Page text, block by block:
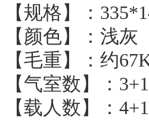
【规格】：
【颜色】：浅
【毛重】：约
【气室数】：
【载人数】：